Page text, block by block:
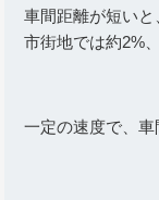
車間距離が短いと
市街地では約2%
一定の速度で、車